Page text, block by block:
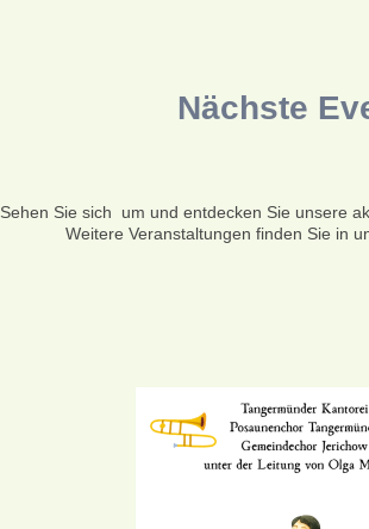
Nächste
Sehen Sie sich um und entdecken Sie unsere
Weitere Veranstaltungen finden Sie in